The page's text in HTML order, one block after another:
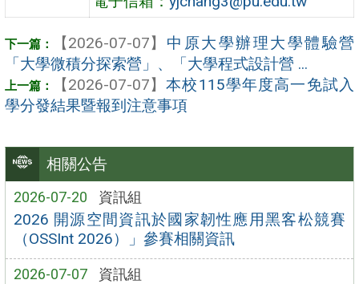
相關公告
2026-07-20 資訊組
2026 開源空間資訊於國家韌性應用黑客松競賽
（OSSInt 2026）」參賽相關資訊
2026-07-07 資訊組
【2026-07-07】
中原大學辦理大學體驗營
「大學微積分探索營」、「大學程式設計營 ...
【2026-07-07】 本校115學年度高一免試入
學分發結果暨報到注意事項